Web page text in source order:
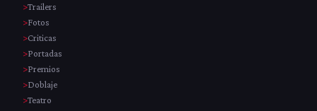
Trailers
Fotos
Criticas
Portadas
Premios
Doblaje
Teatro